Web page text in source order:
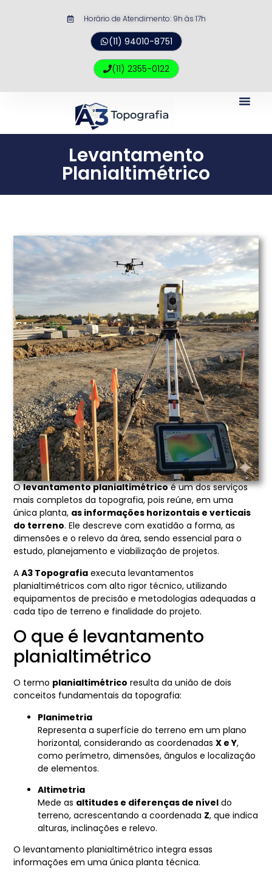
Horário de Atendimento: 9h às 17h​
(11) 94010-8751
(11) 2355-0122
Levantamento
Planialtimétrico
Olevantamento planialtimétricoé um dos serviços
mais completos da topografia, pois reúne, em uma
única planta, as informações horizontais e verticais
do terreno. Ele descreve com exatidão a forma, as
dimensões e o relevo da área, sendo essencial para o
estudo, planejamento e viabilização de projetos.
AA3 Topografia executa levantamentos
planialtimétricos com alto rigor técnico, utilizando
equipamentos de precisão e metodologias adequadas a
cada tipo de terreno e finalidade do projeto.
O que é levantamento
planialtimétrico
O termo planialtimétrico resulta da união de dois
conceitos fundamentais da topografia:
Planimetria
Representa a superfície do terreno em um plano
horizontal, considerando as coordenadasX e Y,
como perímetro, dimensões, ângulos e localização
de elementos.
Altimetria
Mede as altitudes e diferenças de nível do
terreno, acrescentando a coordenada Z, que indica
alturas, inclinações e relevo.
O levantamento planialtimétrico integra essas
informações em uma única planta técnica.